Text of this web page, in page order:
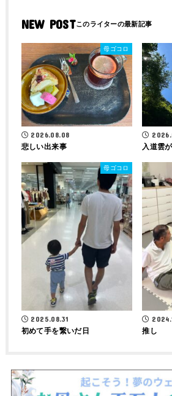
NEW POST
母ゴコロ
2026.08.08
悲しい出来事 入道雲
母ゴコロ
2025.08.31
初めて手を繋いだ日 推し